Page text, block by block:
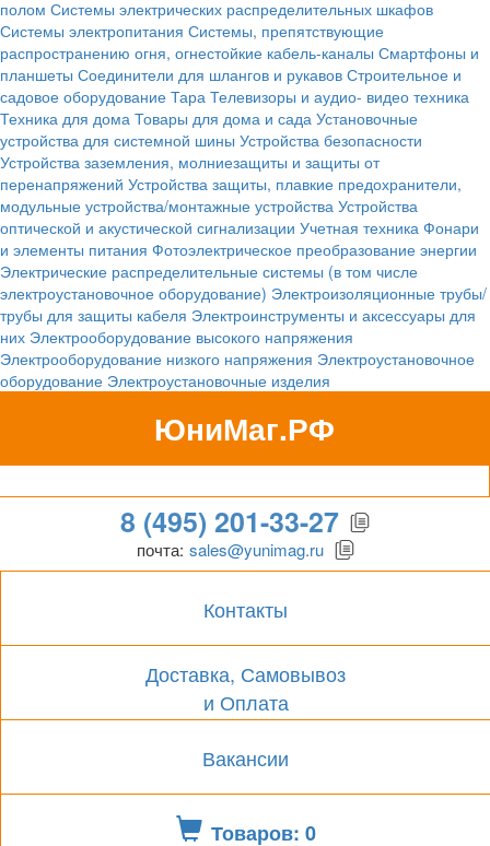
полом Системы электрических распределительных шкафов
Системы электропитания Системы, препятствующие
распространению огня, огнестойкие кабель-каналы Смартфоны и
планшеты Соединители для шлангов и рукавов Строительное и
садовое оборудование Тара Телевизоры и аудио- видео техника
Техника для дома Товары для дома и сада Установочные
устройства для системной шины Устройства безопасности
Устройства заземления, молниезащиты и защиты от
перенапряжений Устройства защиты, плавкие предохранители,
модульные устройства/монтажные устройства Устройства
оптической и акустической сигнализации Учетная техника Фонари
и элементы питания Фотоэлектрическое преобразование энергии
Электрические распределительные системы (в том числе
электроустановочное оборудование) Электроизоляционные трубы/
трубы для защиты кабеля Электроинструменты и аксессуары для
них Электрооборудование высокого напряжения
Электрооборудование низкого напряжения Электроустановочное
оборудование Электроустановочные изделия
ЮниМаг.РФ
Гипермаркет для бизнеса
8 (495) 201-33-27
почта: sales@yunimag.ru
Контакты
Доставка, Самовывоз
и Оплата
Вакансии
Товаров: 0